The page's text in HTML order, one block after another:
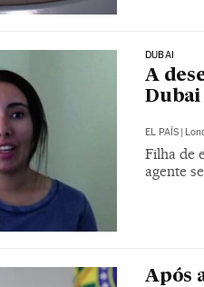
DUBAI
A
Dubai
EL PAÍS |
Filha de
agente
Após